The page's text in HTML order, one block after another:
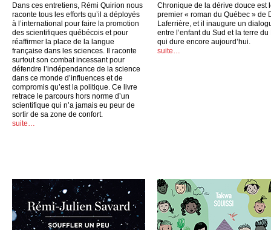
Dans ces entretiens, Rémi Quirion nous
raconte tous les efforts qu’il a déployés
à l’international pour faire la promotion
des scientifiques québécois et pour
réaffirmer la place de la langue
française dans les sciences. Il raconte
surtout son combat incessant pour
défendre l’indépendance de la science
dans ce monde d’influences et de
compromis qu’est la politique. Ce livre
retrace le parcours hors norme d’un
scientifique qui n’a jamais eu peur de
sortir de sa zone de confort.
suite…
Chronique de la dérive douce est
premier « roman du Québec » de
Laferrière, et il inaugure un
entre l’enfant du Sud et la terre du
qui dure encore aujourd’hui.
suite…